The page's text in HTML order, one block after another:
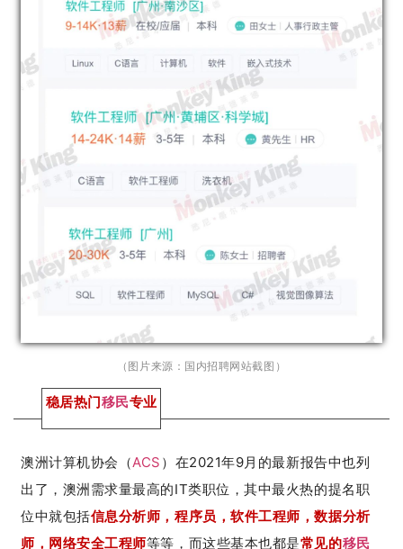
（图片来源：国内招聘网站截图）
稳居热门移民专业
澳洲计算机协会（ACS ）在2021年9月的最新报告中也列
出了，澳洲需求量最高的IT类职位，其中最火热的提名职
位中就包括信息分析师，程序员，软件工程师，数据分析
师，网络安全工程师等等，而这些基本也都是常见的移民